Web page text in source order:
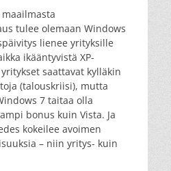
tulee olemaan Windows
lienee yrityksille
ikääntyvistä XP-
saattavat kylläkin
(talouskriisi), mutta
7 taitaa olla
bonus kuin Vista. Ja
kokeilee avoimen
– niin yritys- kuin